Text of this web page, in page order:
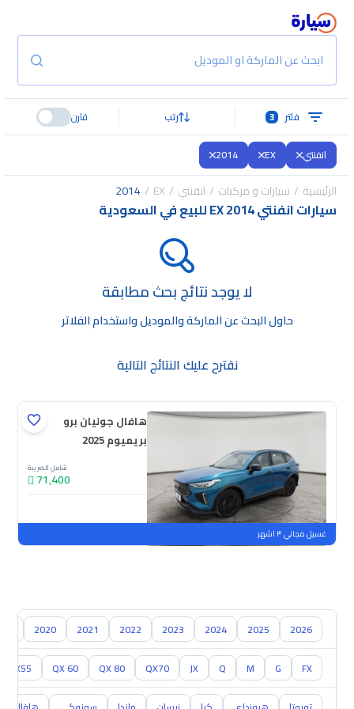
ابحث عن الماركة او الموديل
فلتر 3 رتب قارن
انفنتي EX
2014
الرئيسية سيارات و مركبات انفنتي EX
2014
سيارات انفنتي EX 2014 للبيع في السعودية
لا يوجد نتائج بحث مطابقة
حاول البحث عن الماركة والموديل واستخدام الفلاتر
نقترح عليك النتائج التالية
هافال جوليان برو
بريميوم 2025
شامل الضريبة
71,400
جديدة
ملوحة
غسيل مجاني ٣ اشهر
2026
2025
2024
2023
2022
2021
2020
FX
G
M
Q
JX
QX70
QX 80
QX 60
QX55